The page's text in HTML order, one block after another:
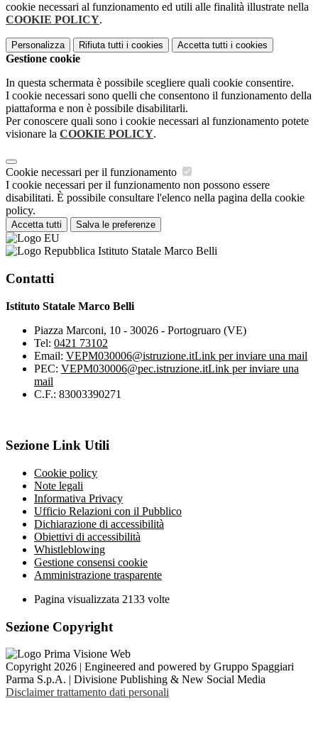
cookie necessari al funzionamento ed utili alle finalità illustrate nella
COOKIE POLICY.
Personalizza Rifiuta tutti i cookies Accetta tutti i cookies
Gestione cookie
In questa schermata è possibile scegliere quali cookie consentire.
I cookie necessari sono quelli che consentono il funzionamento della
piattaforma e non è possibile disabilitarli.
Per conoscere quali sono i cookie necessari al funzionamento potete
visionare la COOKIE POLICY.
Cookie necessari per il funzionamento
I cookie necessari per il funzionamento non possono essere
disabilitati. È possibile consultare l'elenco nella pagina della cookie
policy.
Accetta tutti Salva le preferenze
Istituto Statale Marco Belli
Contatti
Istituto Statale Marco Belli
Piazza Marconi, 10 - 30026 - Portogruaro (VE)
Tel: 0421 73102
Email: VEPM030006@istruzione.itLink per inviare una mail
PEC: VEPM030006@pec.istruzione.itLink per inviare una
mail
C.F.: 83003390271
Sezione Link Utili
Cookie policy
Note legali
Informativa Privacy
Ufficio Relazioni con il Pubblico
Dichiarazione di accessibilità
Obiettivi di accessibilità
Whistleblowing
Gestione consensi cookie
Amministrazione trasparente
Pagina visualizzata 2133 volte
Sezione Copyright
Copyright 2026 | Engineered and powered by Gruppo Spaggiari
Parma S.p.A. | Divisione Publishing & New Social Media
Disclaimer trattamento dati personali